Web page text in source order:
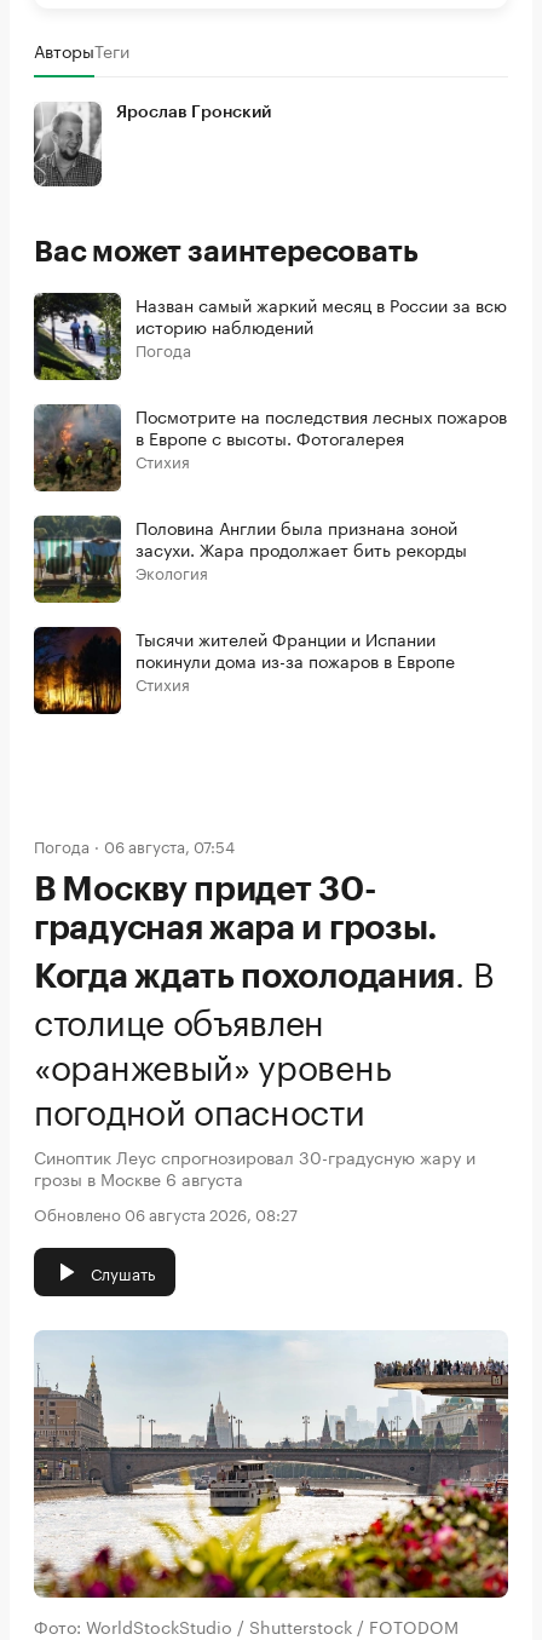
АвторыТеги
Ярослав Гронский
Вас может заинтересовать
Назван самый жаркий месяц в России за всю
историю наблюдений
Погода
Посмотрите на последствия лесных пожаров
в Европе с высоты. Фотогалерея
Стихия
Половина Англии была признана зоной
засухи. Жара продолжает бить рекорды
Экология
Тысячи жителей Франции и Испании
покинули дома из-за пожаров в Европе
Стихия
Погода 06 августа, 07:54
В Москву придет 30-
градусная жара и грозы.
Когда ждать похолодания. В
столице объявлен
«оранжевый» уровень
погодной опасности
Синоптик Леус спрогнозировал 30-градусную жару и
грозы в Москве 6 августа
Обновлено 06 августа 2026, 08:27
Слушать
Фото: WorldStockStudio / Shutterstock / FOTODOM